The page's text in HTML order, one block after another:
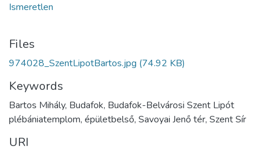
Ismeretlen
Files
974028_SzentLipotBartos.jpg (74.92 KB)
Keywords
Bartos Mihály, Budafok, Budafok-Belvárosi Szent Lipót
plébániatemplom, épületbelső, Savoyai Jenő tér, Szent Sír
URI